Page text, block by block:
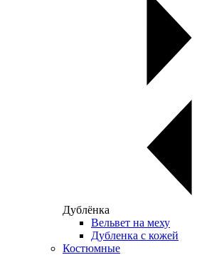
Дублёнка
Вельвет на меху
Дубленка с кожей
Костюмные